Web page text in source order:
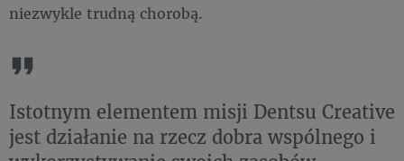
niezwykle trudną chorobą.
Istotnym elementem misji Dentsu Creative
jest działanie na rzecz dobra wspólnego i